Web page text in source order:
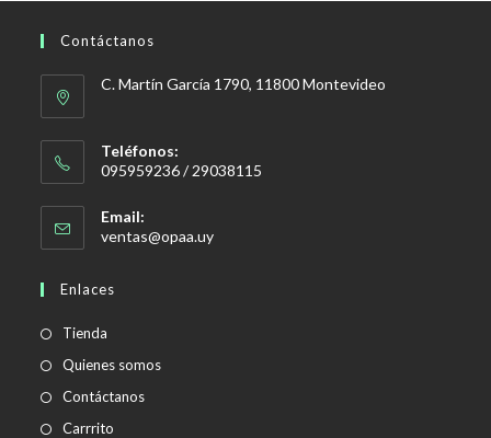
Contáctanos
C. Martín García 1790, 11800 Montevideo
Teléfonos:
095959236 / 29038115
Email:
ventas@opaa.uySe
Enlaces
Tienda
Quienes somos
Contáctanos
Carrrito